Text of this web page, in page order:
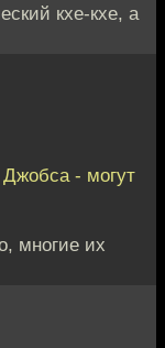
кхе-кхе, а
Джобса - могут
многие их